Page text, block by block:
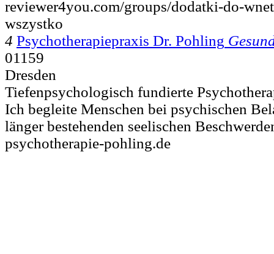
reviewer4you.com/groups/dodatki-do-
wszystko
4 Psychotherapiepraxis Dr. Pohling
01159
Dresden
Tiefenpsychologisch fundierte
Ich begleite Menschen bei psychischen
länger bestehenden seelischen
psychotherapie-pohling.de